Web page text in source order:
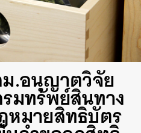
.อนุญาตวิจัย
มทรัพย์สินทาง
มายสิทธิบัตร